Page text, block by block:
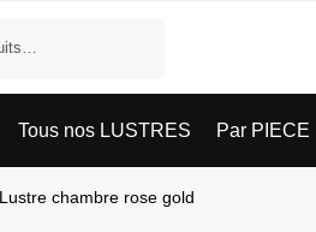
Tous nos LUSTRES Par PIECE
Lustre chambre rose gold